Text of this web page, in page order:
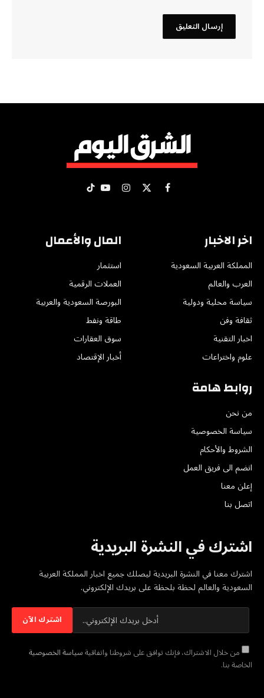
فيسبوك
X الانستغراميوتيوبتيكتوك
اخر الاخبار
المملكة العربية السعودية
العرب والعالم
سياسة محلية ودولية
ثقافة وفن
اخبار التقنية
علوم واختراعات
المال والأعمال
استثمار
العملات الرقمية
البورصة السعودية والعربية
طاقة ونفط
سوق العقارات
أخبار الإقتصاد
روابط هامة
من نحن
سياسة الخصوصية
الشروط والأحكام
انضم الى فريق العمل
إعلن معنا
اتصل بنا
اشترك في النشرة البريدية
اشترك معنا في النشرة البريدية ليصلك جميع اخبار المملكة العربية
السعودية والعالم لحظة بلحظة على بريدك الإلكتروني.
من خلال الاشتراك، فإنك توافق على شروطنا واتفاقيةسياسة الخصوصية
الخاصة بنا.